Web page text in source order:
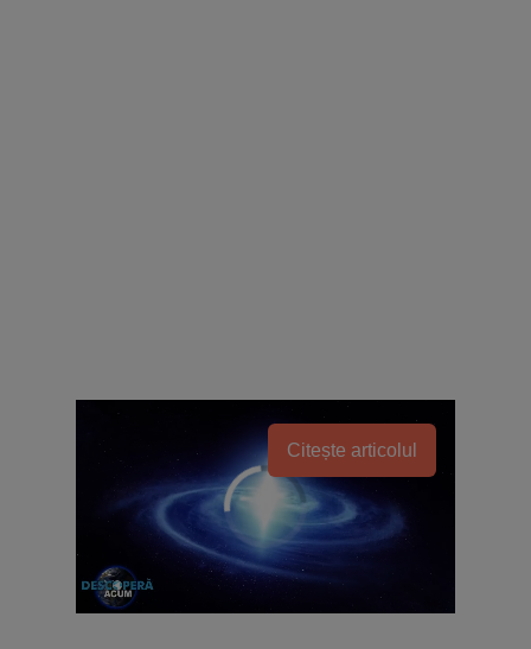
Citește articolul